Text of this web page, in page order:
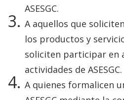
ASESGC.
A aquellos que
los productos y
soliciten participar en
actividades de ASESGC.
A quienes formalicen